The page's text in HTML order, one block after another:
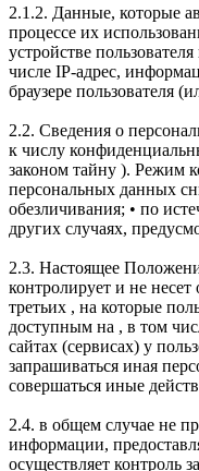
2.1.2. Данные, которые
процессе их
устройстве
числе IP-адрес,
браузере пользователя
2.2. Сведения о
к числу
законом тайну ). Режим
персональных данных
обезличивания; • по
других случаях,
2.3. Настоящее
контролирует и не несет
третьих , на которые
доступным на , в том
сайтах (сервисах) у
запрашиваться иная
совершаться иные
2.4. в общем случае не
информации,
осуществляет контроль